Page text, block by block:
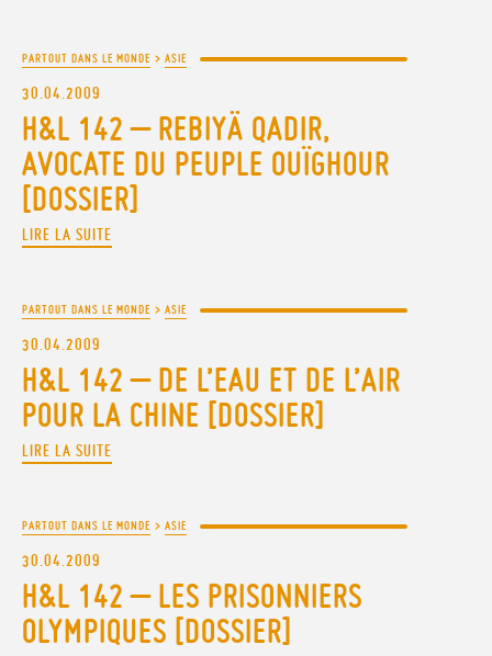
PARTOUT DANS LE MONDE > ASIE
30.04.2009
H&L 142 – REBIYÄ QADIR,
AVOCATE DU PEUPLE OUÏGHOUR
[DOSSIER]
LIRE LA SUITE
PARTOUT DANS LE MONDE > ASIE
30.04.2009
H&L 142 – DE L’EAU ET DE L’AIR
POUR LA CHINE [DOSSIER]
LIRE LA SUITE
PARTOUT DANS LE MONDE > ASIE
30.04.2009
H&L 142 – LES PRISONNIERS
OLYMPIQUES [DOSSIER]